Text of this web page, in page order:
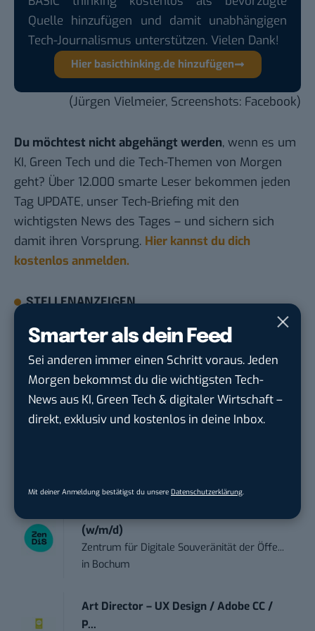
Smarter als dein Feed
Sei anderen immer einen Schritt voraus. Jeden
Morgen bekommst du die wichtigsten Tech-
News aus KI, Green Tech & digitaler Wirtschaft –
direkt, exklusiv und kostenlos in deine Inbox.
Mit deiner Anmeldung bestätigst du unsere Datenschutzerklärung
Quelle hinzufügen und damit unabhängigen
Tech-Journalismus unterstützen. Vielen Dank!
Hier basicthinking.de hinzufügen
(Jürgen Vielmeier, Screenshots: Facebook)
Du möchtest nicht abgehängt werden, wenn es um
KI, Green Tech und die Tech-Themen von Morgen
geht? Über 12.000 smarte Leser bekommen jeden
Tag UPDATE, unser Tech-Briefing mit den
wichtigsten News des Tages – und sichern sich
damit ihren Vorsprung. Hier kannst du dich
kostenlos anmelden.
STELLENANZEIGEN
Anforderungs- und Projektmanager
touristische...
trendtours Holding GmbHinEschborn
Praktikant*in – Social Media
(w/m/d)
Zentrum für Digitale Souveränität der Öffe...
in Bochum
Art Director – UX Design / Adobe CC /
P...